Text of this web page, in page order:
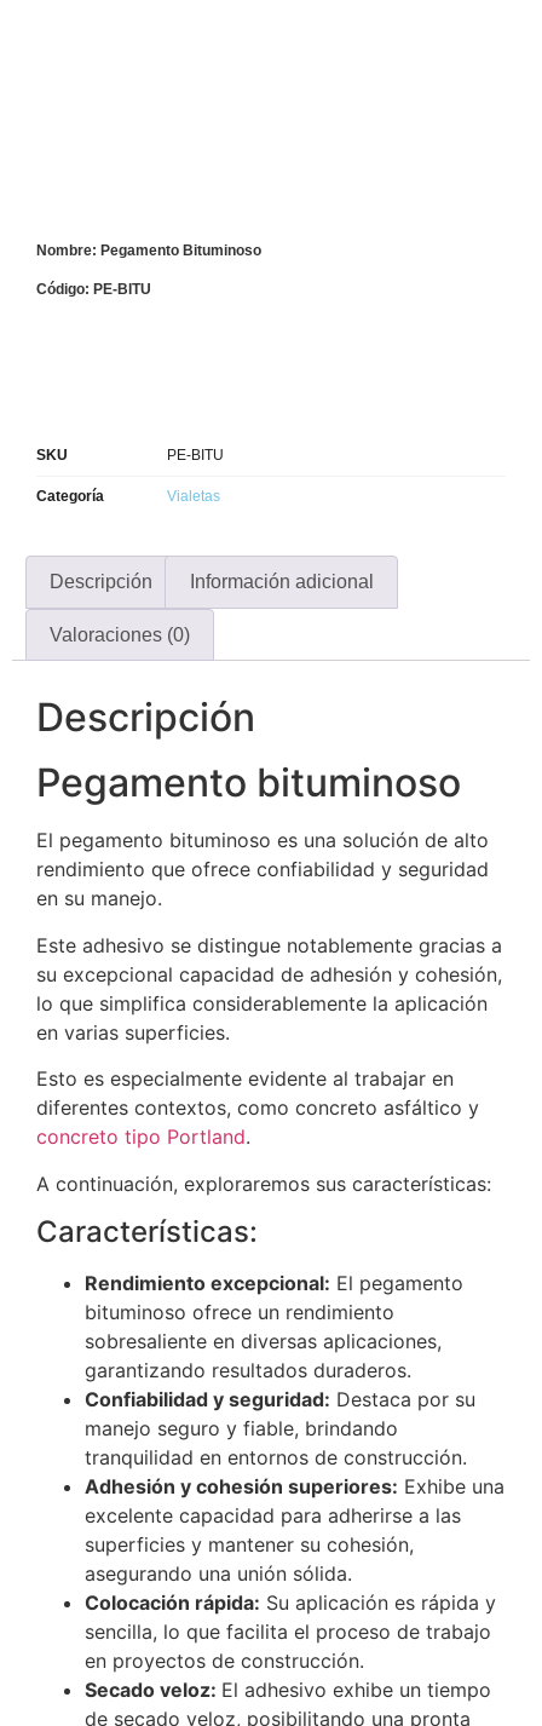
Nombre: Pegamento Bituminoso
Código: PE-BITU
SKU PE-BITU
Categoría Vialetas
Descripción Información adicional
Valoraciones (0)
Descripción
Pegamento bituminoso
El pegamento bituminoso es una solución de alto
rendimiento que ofrece confiabilidad y seguridad
en su manejo.
Este adhesivo se distingue notablemente gracias a
su excepcional capacidad de adhesión y cohesión,
lo que simplifica considerablemente la aplicación
en varias superficies.
Esto es especialmente evidente al trabajar en
diferentes contextos, como concreto asfáltico y
concreto tipo Portland.
A continuación, exploraremos sus características:
Características:
Rendimiento excepcional: El pegamento
bituminoso ofrece un rendimiento
sobresaliente en diversas aplicaciones,
garantizando resultados duraderos.
Confiabilidad y seguridad: Destaca por su
manejo seguro y fiable, brindando
tranquilidad en entornos de construcción.
Adhesión y cohesión superiores: Exhibe una
excelente capacidad para adherirse a las
superficies y mantener su cohesión,
asegurando una unión sólida.
Colocación rápida: Su aplicación es rápida y
sencilla, lo que facilita el proceso de trabajo
en proyectos de construcción.
Secado veloz: El adhesivo exhibe un tiempo
de secado veloz, posibilitando una pronta